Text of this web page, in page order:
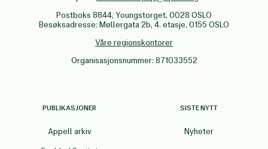
Postboks 8844, Youngstorget, 0028 OSLO
Besøksadresse: Møllergata 2b, 4. etasje, 0155 OSLO
Våre regionskontorer
Organisasjonsnummer: 871033552
PUBLIKASJONER
Appell arkiv
SISTE NYTT
Nyheter